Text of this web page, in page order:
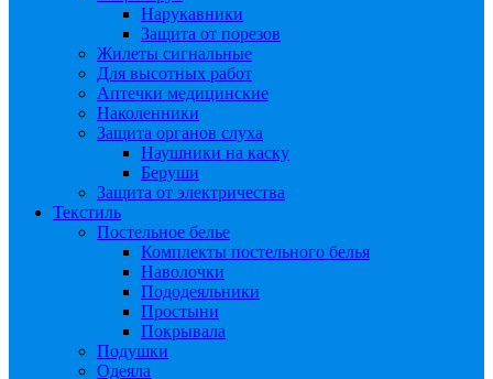
Нарукавники
Защита от порезов
Жилеты сигнальные
Для высотных работ
Аптечки медицинские
Наколенники
Защита органов слуха
Наушники на каску
Беруши
Защита от электричества
Текстиль
Постельное белье
Комплекты постельного белья
Наволочки
Пододеяльники
Простыни
Покрывала
Подушки
Одеяла